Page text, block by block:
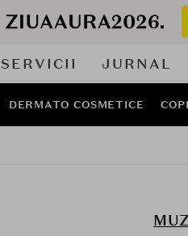
SERVICII JURNAL
DERMATO COSMETICE